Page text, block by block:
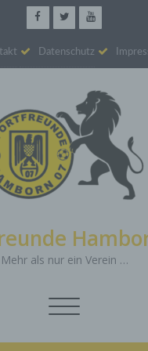
Datenschutz
Mehr als nur ein Verein …
Schalte